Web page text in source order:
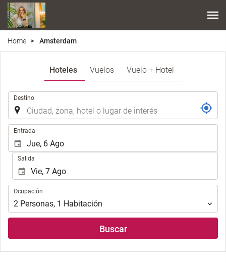
Home Amsterdam
Hoteles Vuelos Vuelo + Hotel
Introduzca
lugar
de
destino
en
que
realizar
búsqueda
de
Destino
Introduzca
las
fechas
inicio
fin
para
realizar
Entrada
Salida
Ocupación
Ocupación
2 Personas, 1 Habitación
Buscar